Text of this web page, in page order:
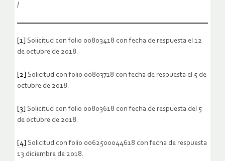
/
[1] Solicitud con folio 00803418 con fecha de respuesta el 12
de octubre de 2018.
[2] Solicitud con folio 00803718 con fecha de respuesta el 5 de
octubre de 2018.
[3] Solicitud con folio 00803618 con fecha de respuesta del 5
de octubre de 2018.
[4] Solicitud con folio 0062500044618 con fecha de respuesta
13 diciembre de 2018.